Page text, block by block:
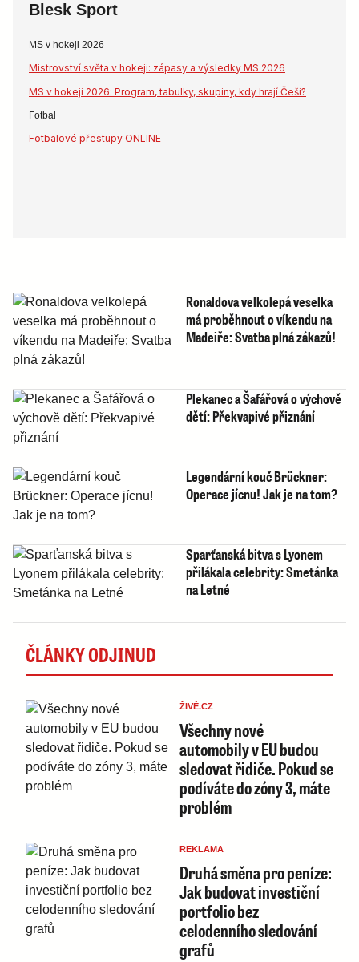
Blesk Sport
MS v hokeji 2026
Mistrovství světa v hokeji: zápasy a výsledky MS 2026
MS v hokeji 2026: Program, tabulky, skupiny, kdy hrají Češi?
Fotbal
Fotbalové přestupy ONLINE
Ronaldova velkolepá veselka
má proběhnout o víkendu na
Madeiře: Svatba plná zákazů!
Plekanec a Šafářová o výchově
dětí: Překvapivé přiznání
Legendární kouč Brückner:
Operace jícnu! Jak je na tom?
Sparťanská bitva s Lyonem
přilákala celebrity: Smetánka
na Letné
ČLÁNKY ODJINUD
ŽIVĚ.CZ
Všechny nové
automobily v EU budou
sledovat řidiče. Pokud se
podíváte do zóny 3, máte
problém
REKLAMA
Druhá směna pro peníze:
Jak budovat investiční
portfolio bez
celodenního sledování
grafů